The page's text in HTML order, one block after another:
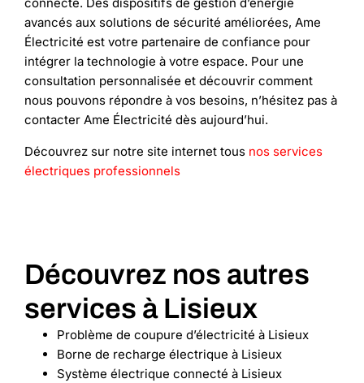
avancés aux solutions de sécurité améliorées, Ame
Électricité est votre partenaire de confiance pour
intégrer la technologie à votre espace. Pour une
consultation personnalisée et découvrir comment
nous pouvons répondre à vos besoins, n’hésitez pas à
contacter Ame Électricité dès aujourd’hui.
Découvrez sur notre site internet tous nos services
électriques professionnels
Découvrez nos autres
services à Lisieux
Problème de coupure d’électricité à Lisieux
Borne de recharge électrique à Lisieux
Système électrique connecté à Lisieux